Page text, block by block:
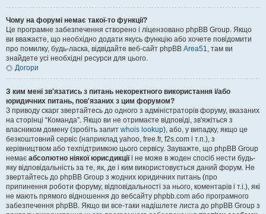
Чому на форумі немає такої-то функції?
Це програмне забезпечення створено і ліцензовано phpBB Group. Якщо
ви вважаєте, що необхідно додати якусь функцію або хочете повідомити
про помилку, будь-ласка, відвідайте веб-сайт phpBB Area51, там ви
знайдете усі необхідні ресурси для цього.
Догори
З ким мені зв'язатись з питань некоректного використання і/або
юридичних питань, пов'язаних з цим форумом?
З приводу скарг звертайтесь до одного з адміністраторів форуму, вказаних
на сторінці “Команда”. Якщо ви не отримаєте відповіді, зв'яжіться з
власником домену (зробіть запит whois lookup), або, у випадку, якщо це
безкоштовний сервіс (наприклад yahoo, free.fr, f2s.com і т.п.), з
керівництвом або техпідтримкою цього сервісу. Зауважте, що phpBB Group
немає абсолютно ніякої юрисдикціїі не може в жоден спосіб нести будь-
яку відповідальність за те, як, де і ким використовується даний форум. Не
звертайтесь до phpBB Group з жодних юридичних питань (про
припинення роботи форуму, відповідальності за нього, коментарів і т.і.), які
не мають прямого відношення до вебсайту phpbb.com або програмного
забезпечення phpBB. Якщо ви все-таки надішлете листа до phpBB Group з